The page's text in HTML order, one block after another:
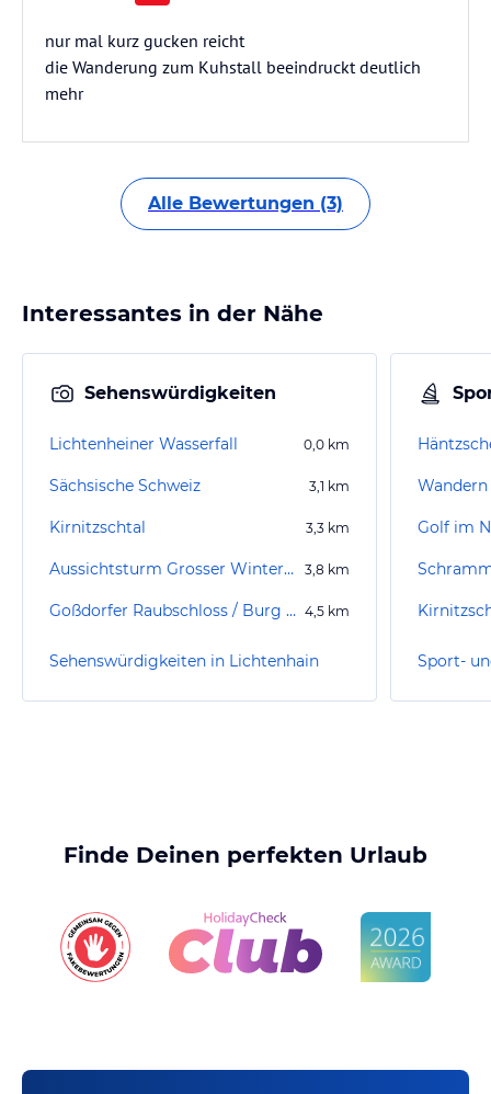
nur mal kurz gucken reicht
die Wanderung zum Kuhstall beeindruckt deutlich
mehr
Alle Bewertungen (3)
Interessantes in der Nähe
Sehenswürdigkeiten
Lichtenheiner Wasserfall 0,0 km
Sächsische Schweiz 3,1 km
Kirnitzschtal 3,3 km
Aussichtsturm Grosser Winterberg 3,8 km
Goßdorfer Raubschloss / Burg Schwarzenbach 4,5 km
Sehenswürdigkeiten in Lichtenhain
Golf im
Finde Deinen perfekten Urlaub